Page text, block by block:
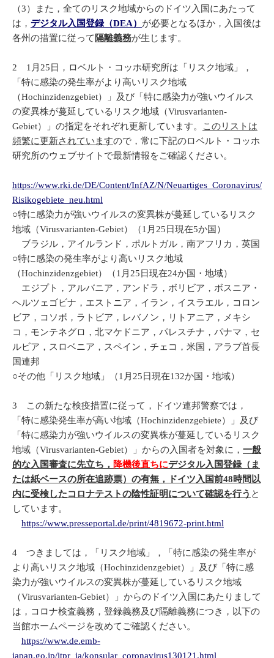
（3）また，全てのリスク地域からのドイツ入国にあたって
は， デジタル入国登録（DEA） が必要となるほか，入国後は
各州の措置に従って 隔離義務が生じます。
2 1月25日，ロベルト・コッホ研究所は「リスク地域」，
「特に感染の発生率がより高いリスク地域
（Hochinzidenzgebiet）」及び「特に感染力が強いウイルス
の変異株が蔓延しているリスク地域（Virusvarianten-
Gebiet）」の指定をそれぞれ更新しています。
このリストは
頻繁に更新されていますので，常に下記のロベルト・コッホ
研究所のウェブサイトで最新情報をご確認ください。
https://www.rki.de/DE/Content/InfAZ/N/Neuartiges_Coronavirus/
Risikogebiete_neu.html
○特に感染力が強いウイルスの変異株が蔓延しているリスク
地域（Virusvarianten-Gebiet）（1月25日現在5か国）
ブラジル，アイルランド，ポルトガル，南アフリカ，英国
○特に感染の発生率がより高いリスク地域
（Hochinzidenzgebiet）（1月25日現在24か国・地域）
エジプト，アルバニア，アンドラ，ボリビア，ボスニア・
ヘルツェゴビナ，エストニア，イラン，イスラエル，コロン
ビア，コソボ，ラトビア，レバノン，リトアニア，メキシ
コ，モンテネグロ，北マケドニア，パレスチナ，パナマ，セ
ルビア，スロベニア，スペイン，チェコ，米国，アラブ首長
国連邦
○その他「リスク地域」（1月25日現在132か国・地域）
3 この新たな検疫措置に従って，ドイツ連邦警察では，
「特に感染発生率が高い地域（Hochinzidenzgebiete）」及び
「特に感染力が強いウイルスの変異株が蔓延しているリスク
地域（Virusvarianten-Gebiet）」からの入国者を対象に， 一般
的な入国審査に先立ち， 降機後直ちにデジタル入国登録（ま
たは紙ベースの所在追跡票）の有無，ドイツ入国前48時間以
内に受検したコロナテストの陰性証明について確認を行う と
しています。
https://www.presseportal.de/print/4819672-print.html
4 つきましては，「リスク地域」，「特に感染の発生率が
より高いリスク地域（Hochinzidenzgebiet）」及び「特に感
染力が強いウイルスの変異株が蔓延しているリスク地域
（Virusvarianten-Gebiet）」からのドイツ入国にあたりまして
は，コロナ検査義務，登録義務及び隔離義務につき，以下の
当館ホームページを改めてご確認ください。
https://www.de.emb-
japan.go.jp/itpr_ja/konsular_coronavirus130121.html